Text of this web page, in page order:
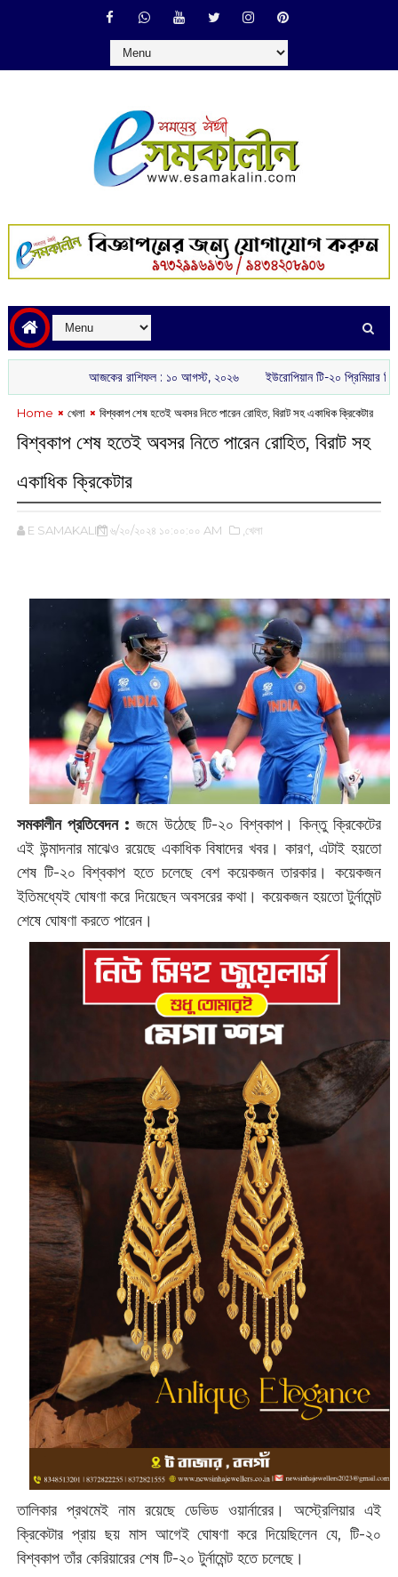
আজকের রাশিফল :‌ ‌‌১০ আগস্ট, ২০২৬ ইউরোপিয়ান টি-২০ প্রিমিয়ার লিগে ‘মার্কি’
Home খেলা বিশ্বকাপ শেষ হতেই অবসর নিতে পারেন রোহিত, বিরাট সহ একাধিক ক্রিকেটার
বিশ্বকাপ শেষ হতেই অবসর নিতে পারেন রোহিত, বিরাট সহ
একাধিক ক্রিকেটার
E SAMAKALIN ৬/২০/২০২৪ ১০:০০:০০ AM ,খেলা
সমকালীন প্রতিবেদন : জমে উঠেছে টি-২০ বিশ্বকাপ। কিন্তু ক্রিকেটের
এই উন্মাদনার মাঝেও রয়েছে একাধিক বিষাদের খবর। কারণ, এটাই হয়তো
শেষ টি-২০ বিশ্বকাপ হতে চলেছে বেশ কয়েকজন তারকার। কয়েকজন
ইতিমধ্যেই ঘোষণা করে দিয়েছেন অবসরের কথা। কয়েকজন হয়তো টুর্নামেন্ট
শেষে ঘোষণা করতে পারেন।
তালিকার প্রথমেই নাম রয়েছে ডেভিড ওয়ার্নারের। অস্ট্রেলিয়ার এই
ক্রিকেটার প্রায় ছয় মাস আগেই ঘোষণা করে দিয়েছিলেন যে, টি-২০
বিশ্বকাপ তাঁর কেরিয়ারের শেষ টি-২০ টুর্নামেন্ট হতে চলেছে।